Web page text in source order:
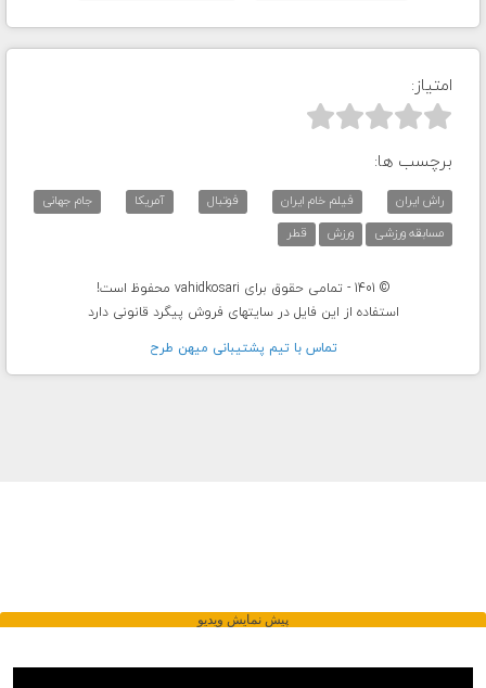
امتیاز:



برچسب ها:
راش ایران فیلم خام ایران فوتبال آمریکا
جام جهانی
مسابقه ورزشی
ورزش قطر
© 1401 - تمامی حقوق برای vahidkosari محفوظ است!
استفاده از این فایل در سایتهای فروش پیگرد قانونی دارد
تماس با تيم پشتيبانی ميهن طرح
پيش نمايش ويديو